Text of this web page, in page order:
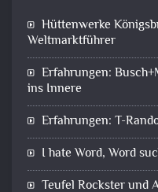
Hüttenwerke
Weltmarktführer
Erfahrungen:
ins Innere
Erfahrungen: T-
I hate Word, Word
Teufel Rockster und